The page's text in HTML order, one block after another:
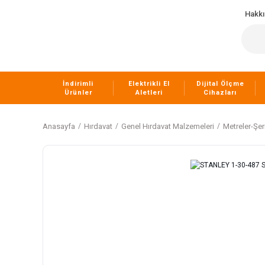
İndirimli
Ürünler
Elektrikli El
Aletleri
Dijital Ölçme
Cihazları
Anasayfa Hırdavat Genel Hırdavat Malzemeleri Metreler-